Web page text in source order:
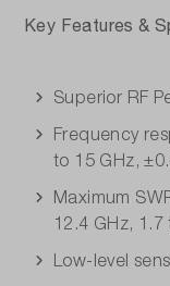
Key Features &
Superior RF
Frequency
to 15 GHz,
Maximum
12.4 GHz, 1.7
Low-level